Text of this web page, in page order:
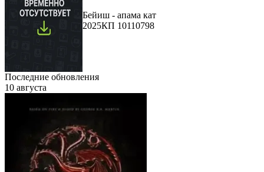
Бейиш - апама кат
2025КП 10110798
Последние обновления
10 августа